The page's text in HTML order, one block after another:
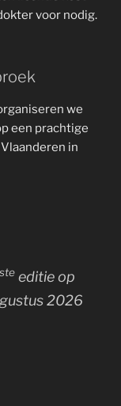
voor nodig.
we
een prachtige
in
steeditie op
2026